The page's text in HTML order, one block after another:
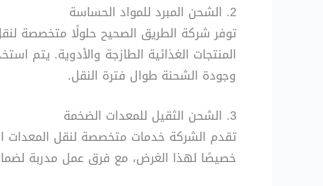
2. الشحن المبرد للمواد الحساسة
توفر شركة الطريق الصحيح حلولًا متخصصة
المنتجات الغذائية الطازجة والأدوية. يتم
وجودة الشحنة طوال فترة النقل.
3. الشحن الثقيل للمعدات الضخمة
تقدم الشركة خدمات متخصصة لنقل المعدات
خصيصًا لهذا الغرض، مع فرق عمل مدربة